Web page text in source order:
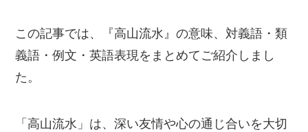
この記事では、『高山流水』の意味、対義語・類
義語・例文・英語表現をまとめてご紹介しまし
た。
「高山流水」は、深い友情や心の通じ合いを大切